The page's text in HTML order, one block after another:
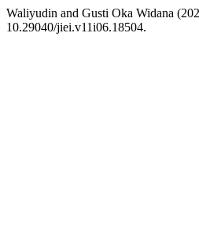
Waliyudin and Gusti Oka Widana
10.29040/jiei.v11i06.18504.